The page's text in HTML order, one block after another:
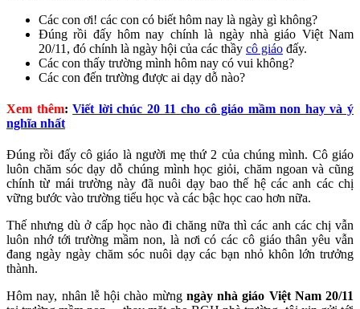
Các con ơi! các con có biết hôm nay là ngày gì không?
Đúng rồi đấy hôm nay chính là ngày nhà giáo Việt Nam
20/11, đó chính là ngày hội của các thầy cô giáo đấy.
Các con thấy trường mình hôm nay có vui không?
Các con đến trường được ai dạy dỗ nào?
Xem thêm:Viết lời chúc 20 11 cho cô giáo mầm non hay và ý
nghĩa nhất
Đúng rồi đấy cô giáo là người mẹ thứ 2 của chúng mình. Cô giáo
luôn chăm sóc dạy dỗ chúng mình học giỏi, chăm ngoan và cũng
chính từ mái trường này đã nuôi dạy bao thế hệ các anh các chị
vững bước vào trường tiểu học và các bậc học cao hơn nữa.
Thế nhưng dù ở cấp học nào đi chăng nữa thì các anh các chị vẫn
luôn nhớ tới trường mầm non, là nơi có các cô giáo thân yêu vẫn
đang ngày ngày chăm sóc nuôi dạy các bạn nhỏ khôn lớn trưởng
thành.
Hôm nay, nhân lễ hội chào mừng ngày nhà giáo Việt Nam 20/11